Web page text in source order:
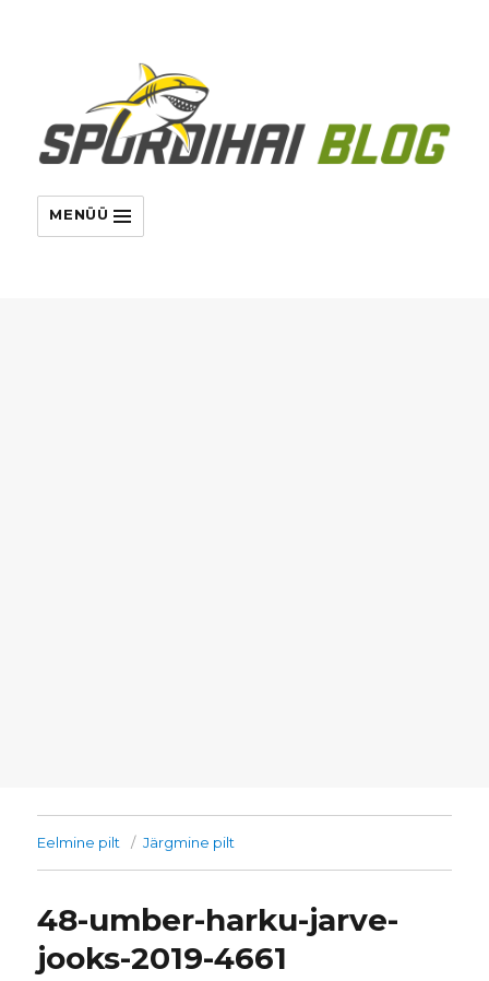
MENÜÜ
Eelmine pilt Järgmine pilt
48-umber-harku-jarve-
jooks-2019-4661